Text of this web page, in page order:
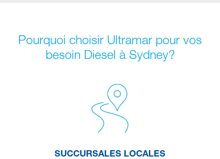
Pourquoi choisir Ultramar pour vos
besoin Diesel à Sydney?
SUCCURSALES LOCALES